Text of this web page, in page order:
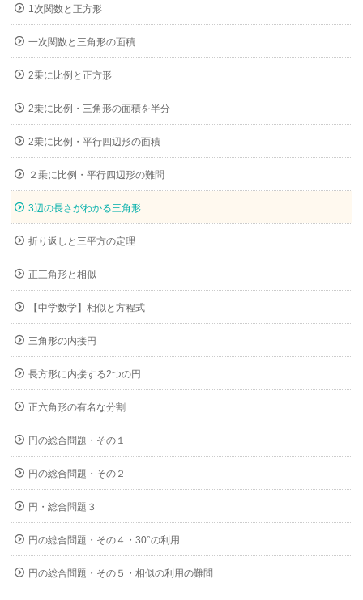
1次関数と正方形
一次関数と三角形の面積
2乗に比例と正方形
2乗に比例・三角形の面積を半分
2乗に比例・平行四辺形の面積
２乗に比例・平行四辺形の難問
3辺の長さがわかる三角形
折り返しと三平方の定理
正三角形と相似
【中学数学】相似と方程式
三角形の内接円
長方形に内接する2つの円
正六角形の有名な分割
円の総合問題・その１
円の総合問題・その２
円・総合問題３
円の総合問題・その４・30°の利用
円の総合問題・その５・相似の利用の難問